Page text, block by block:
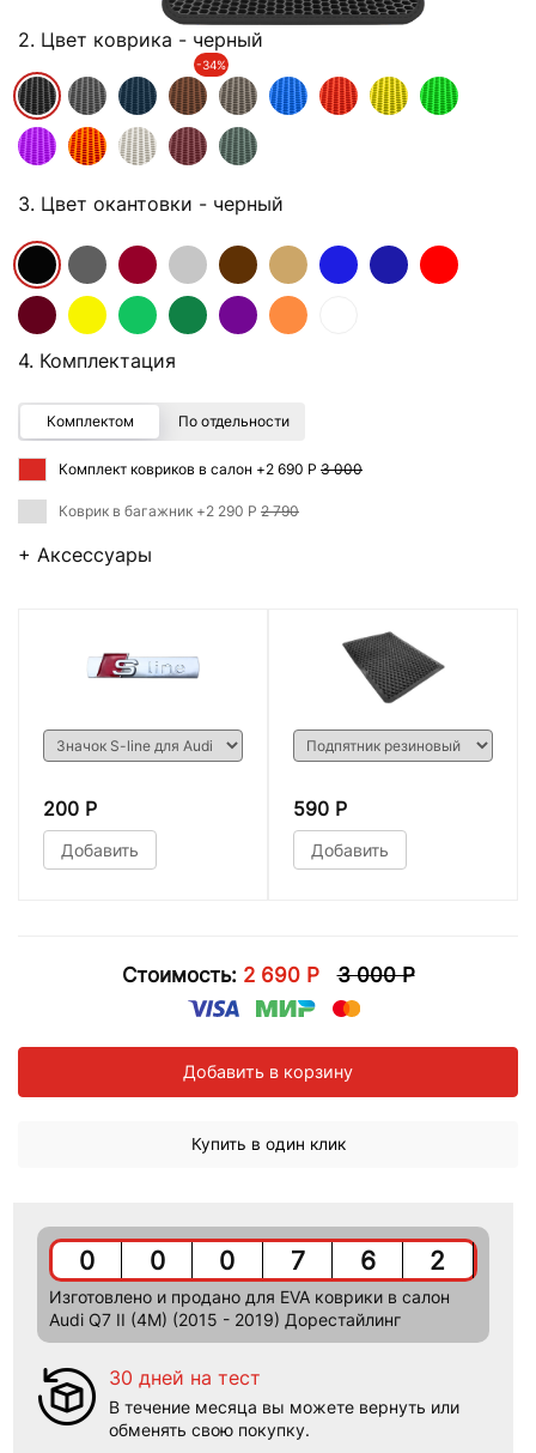
2. Цвет коврика - черный
-34%
3. Цвет окантовки - черный
4. Комплектация
Комплектом По отдельности
Комплект ковриков в салон +2 690 Р 3 000
Коврик в багажник +2 290 Р 2 790
+ Аксессуары
200 Р
Добавить
590 Р
Добавить
Стоимость: 2 690 Р 3 000 Р
Добавить в корзину
Купить в один клик
0 0 0 7 6 2
Изготовлено и продано для EVA коврики в салон
Audi Q7 II (4M) (2015 - 2019) Дорестайлинг
30 дней на тест
В течение месяца вы можете вернуть или
обменять свою покупку.